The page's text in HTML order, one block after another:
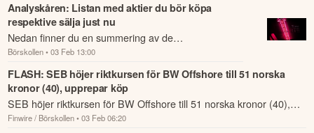
Analyskåren: Listan med aktier du bör köpa
respektive sälja just nu
Nedan finner du en summering av de
analysrekommendationer och riktkursförändringar
som har rapporterats om idag den 3 februari.
Börskollen • 03 Feb 13:00
FLASH: SEB höjer riktkursen för BW Offshore till 51 norska
kronor (40), upprepar köp
SEB höjer riktkursen för BW Offshore till 51 norska kronor (40),
upprepar köp.
Finwire / Börskollen • 03 Feb 06:20